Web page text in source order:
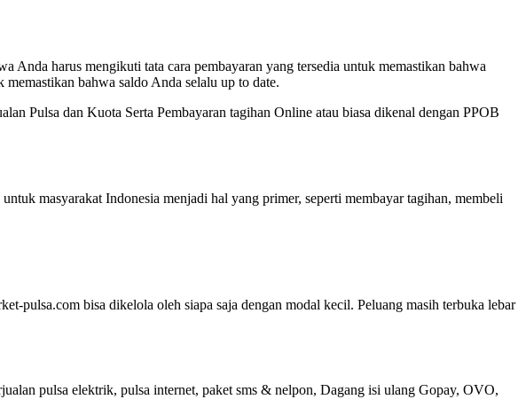
Anda harus mengikuti tata cara pembayaran yang tersedia untuk memastikan bahwa
bahwa saldo Anda selalu up to date.
Pulsa dan Kuota Serta Pembayaran tagihan Online atau biasa dikenal dengan PPOB
masyarakat Indonesia menjadi hal yang primer, seperti membayar tagihan, membeli
pulsa.com bisa dikelola oleh siapa saja dengan modal kecil. Peluang masih terbuka lebar
pulsa elektrik, pulsa internet, paket sms & nelpon, Dagang isi ulang Gopay, OVO,